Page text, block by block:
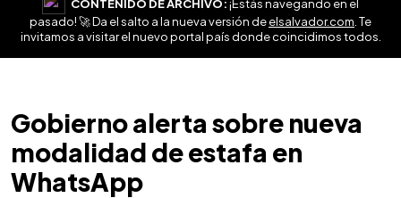
CONTENIDO DE ARCHIVO:¡Estás navegando en el
pasado! 🚀 Da el salto a la nueva versión deelsalvador.com . Te
invitamos a visitar el nuevo portal país donde coincidimos todos.
Gobierno alerta sobre nueva
modalidad de estafa en
WhatsApp